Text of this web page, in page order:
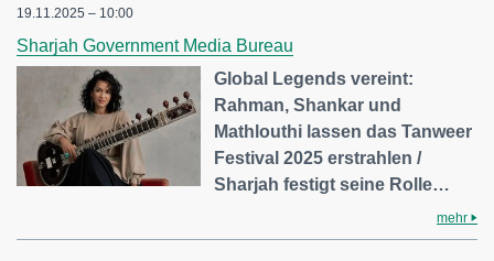
19.11.2025 – 10:00
Sharjah Government Media Bureau
Global Legends vereint:
Rahman, Shankar und
Mathlouthi lassen das Tanweer
Festival 2025 erstrahlen /
Sharjah festigt seine Rolle…
mehr